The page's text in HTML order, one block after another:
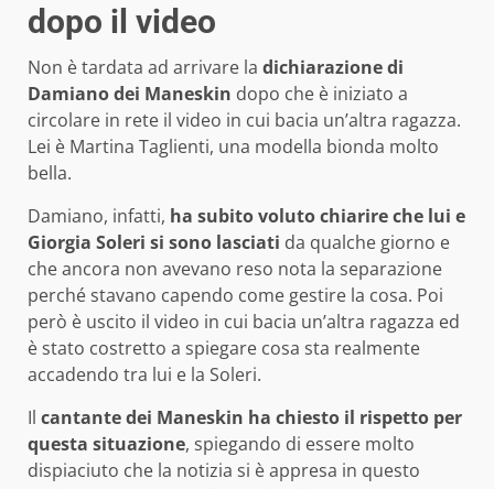
dopo il video
Non è tardata ad arrivare la dichiarazione di
Damiano dei Maneskin dopo che è iniziato a
circolare in rete il video in cui bacia un’altra ragazza.
Lei è Martina Taglienti, una modella bionda molto
bella.
Damiano, infatti, ha subito voluto chiarire che lui e
Giorgia Soleri si sono lasciati da qualche giorno e
che ancora non avevano reso nota la separazione
perché stavano capendo come gestire la cosa. Poi
però è uscito il video in cui bacia un’altra ragazza ed
è stato costretto a spiegare cosa sta realmente
accadendo tra lui e la Soleri.
Il cantante dei Maneskin ha chiesto il rispetto per
questa situazione, spiegando di essere molto
dispiaciuto che la notizia si è appresa in questo